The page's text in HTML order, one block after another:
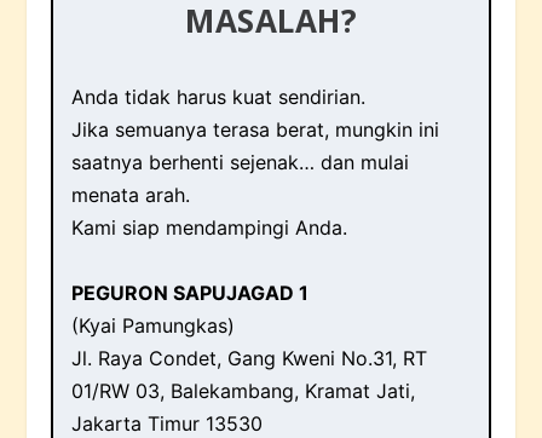
MASALAH?
Anda tidak harus kuat sendirian.
Jika semuanya terasa berat, mungkin ini
saatnya berhenti sejenak… dan mulai
menata arah.
Kami siap mendampingi Anda.
PEGURON SAPUJAGAD 1
(Kyai Pamungkas)
Jl. Raya Condet, Gang Kweni No.31, RT
01/RW 03, Balekambang, Kramat Jati,
Jakarta Timur 13530